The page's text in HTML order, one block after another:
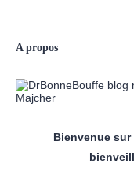
A propos
Bienvenue